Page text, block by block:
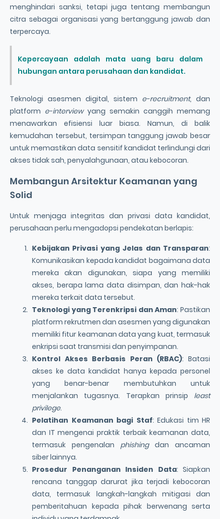
menghindari sanksi, tetapi juga tentang membangun
citra sebagai organisasi yang bertanggung jawab dan
terpercaya.
Kepercayaan adalah mata uang baru dalam
hubungan antara perusahaan dan kandidat.
Teknologi asesmen digital, sistem e-recruitment, dan
platform e-interviewyang semakin canggih memang
menawarkan efisiensi luar biasa. Namun, di balik
kemudahan tersebut, tersimpan tanggung jawab besar
untuk memastikan data sensitif kandidat terlindungi dari
akses tidak sah, penyalahgunaan, atau kebocoran.
Membangun Arsitektur Keamanan yang
Solid
Untuk menjaga integritas dan privasi data kandidat,
perusahaan perlu mengadopsi pendekatan berlapis:
Kebijakan Privasi yang Jelas dan Transparan:
Komunikasikan kepada kandidat bagaimana data
mereka akan digunakan, siapa yang memiliki
akses, berapa lama data disimpan, dan hak-hak
mereka terkait data tersebut.
Teknologi yang Terenkripsi dan Aman: Pastikan
platform rekrutmen dan asesmen yang digunakan
memiliki fitur keamanan data yang kuat, termasuk
enkripsi saat transmisi dan penyimpanan.
Kontrol Akses Berbasis Peran (RBAC): Batasi
akses ke data kandidat hanya kepada personel
yang benar-benar membutuhkan untuk
menjalankan tugasnya. Terapkan prinsip least
privilege.
Pelatihan Keamanan bagi Staf: Edukasi tim HR
dan IT mengenai praktik terbaik keamanan data,
termasuk pengenalan phishingdan ancaman
siber lainnya.
Prosedur Penanganan Insiden Data: Siapkan
rencana tanggap darurat jika terjadi kebocoran
data, termasuk langkah-langkah mitigasi dan
pemberitahuan kepada pihak berwenang serta